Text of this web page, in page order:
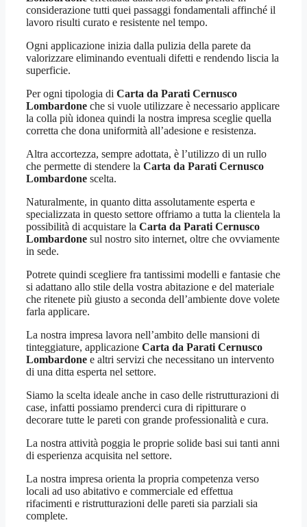
considerazione tutti quei passaggi fondamentali affinché il
lavoro risulti curato e resistente nel tempo.
Ogni applicazione inizia dalla pulizia della parete da
valorizzare eliminando eventuali difetti e rendendo liscia la
superficie.
Per ogni tipologia di Carta da Parati Cernusco
Lombardone che si vuole utilizzare è necessario applicare
la colla più idonea quindi la nostra impresa sceglie quella
corretta che dona uniformità all’adesione e resistenza.
Altra accortezza, sempre adottata, è l’utilizzo di un rullo
che permette di stendere la Carta da Parati Cernusco
Lombardone scelta.
Naturalmente, in quanto ditta assolutamente esperta e
specializzata in questo settore offriamo a tutta la clientela la
possibilità di acquistare la Carta da Parati Cernusco
Lombardone sul nostro sito internet, oltre che ovviamente
in sede.
Potrete quindi scegliere fra tantissimi modelli e fantasie che
si adattano allo stile della vostra abitazione e del materiale
che ritenete più giusto a seconda dell’ambiente dove volete
farla applicare.
La nostra impresa lavora nell’ambito delle mansioni di
tinteggiature, applicazione Carta da Parati Cernusco
Lombardone e altri servizi che necessitano un intervento
di una ditta esperta nel settore.
Siamo la scelta ideale anche in caso delle ristrutturazioni di
case, infatti possiamo prenderci cura di ripitturare o
decorare tutte le pareti con grande professionalità e cura.
La nostra attività poggia le proprie solide basi sui tanti anni
di esperienza acquisita nel settore.
La nostra impresa orienta la propria competenza verso
locali ad uso abitativo e commerciale ed effettua
rifacimenti e ristrutturazioni delle pareti sia parziali sia
complete.